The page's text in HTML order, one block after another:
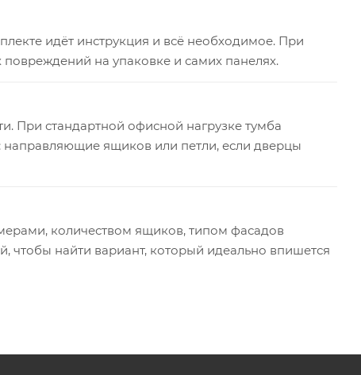
идёт инструкция и всё необходимое. При
повреждений на упаковке и самих панелях.
При стандартной офисной нагрузке тумба
ящиков или петли, если дверцы
количеством ящиков, типом фасадов
чтобы найти вариант, который идеально впишется